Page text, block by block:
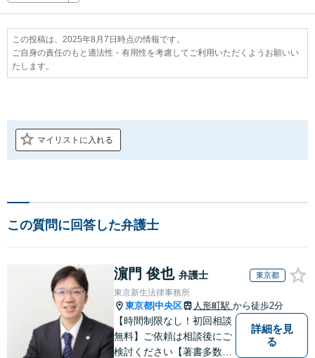
この投稿は、2025年8月7日時点の情報です。
ご自身の責任のもと適法性・有用性を考慮してご利用いただくようお願いい
たします。
マイリストに入れる
この質問に回答した弁護士
濵門 俊也 弁護士 東京都
東京新生法律事務所
東京都 中央区 人形町駅 から徒歩2分
【時間制限なし！初回相談
無料】ご依頼は相談後にご
検討ください【著書多数】
詳細を見
る